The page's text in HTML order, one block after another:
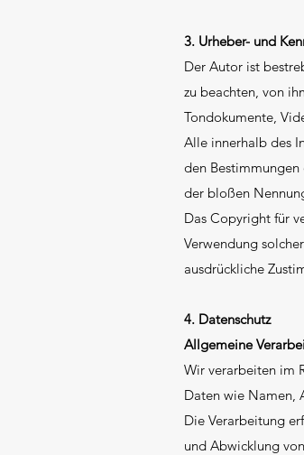
3. Urheber- und
Der Autor ist
zu beachten, von
Tondokumente,
Alle innerhalb des
den
der bloßen
Das Copyright für
Verwendung
ausdrückliche
4. Datenschutz
Allgemeine
Wir verarbeiten im
Daten wie Namen,
Die Verarbeitung
und Abwicklung